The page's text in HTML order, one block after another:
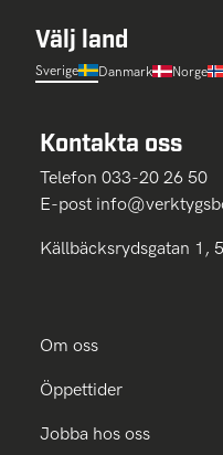
Välj land
Sverige Danmark Norge
Kontakta oss
Telefon 033-20 26 50
E-post
Källbäcksrydsgatan 1,
Om oss
Öppettider
Jobba hos oss